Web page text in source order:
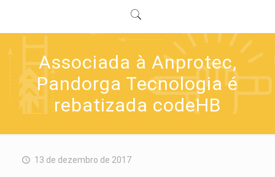
Associada à Anprotec,
Pandorga Tecnologia é
rebatizada codeHB
13 de dezembro de 2017